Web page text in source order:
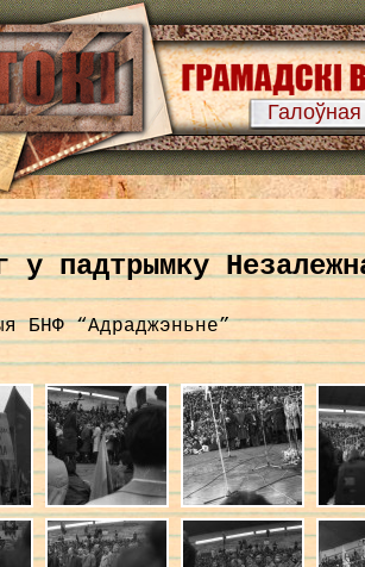
Галоўная
у падтрымку
БНФ “Адраджэньне”